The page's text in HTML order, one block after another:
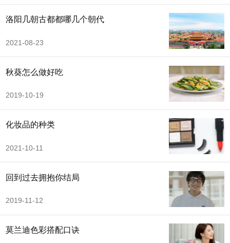
洛阳几朝古都都哪几个朝代
2021-08-23
秋葵怎么做好吃
2019-10-19
化妆品的种类
2021-10-11
回到过去拥抱你结局
2019-11-12
莫兰迪色彩搭配口诀